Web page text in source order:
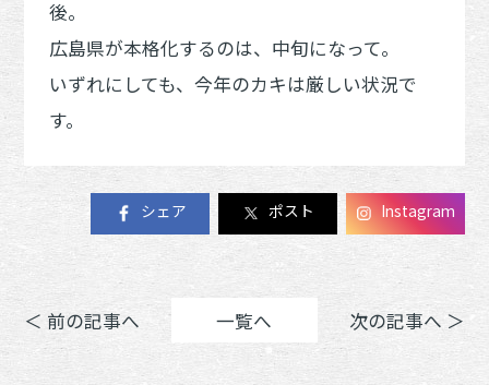
後。
広島県が本格化するのは、中旬になって。
いずれにしても、今年のカキは厳しい状況で
す。
シェア ポスト Instagram
＜ 前の記事へ 一覧へ 次の記事へ ＞